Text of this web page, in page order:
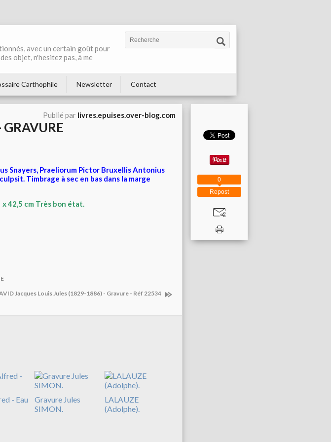
avec un certain goût pour
objet, n'hesitez pas, à me
Carthophile Newsletter Contact
Publié par livres.epuises.over-blog.com
GRAVURE
Snayers, Praeliorum Pictor Bruxellis Antonius
Timbrage à sec en bas dans la marge
42,5 cm Très bon état.
Jacques Louis Jules (1829-1886) - Gravure - Réf 22534
- Eau
Gravure Jules
SIMON.
LALAUZE
(Adolphe).
Repost
0